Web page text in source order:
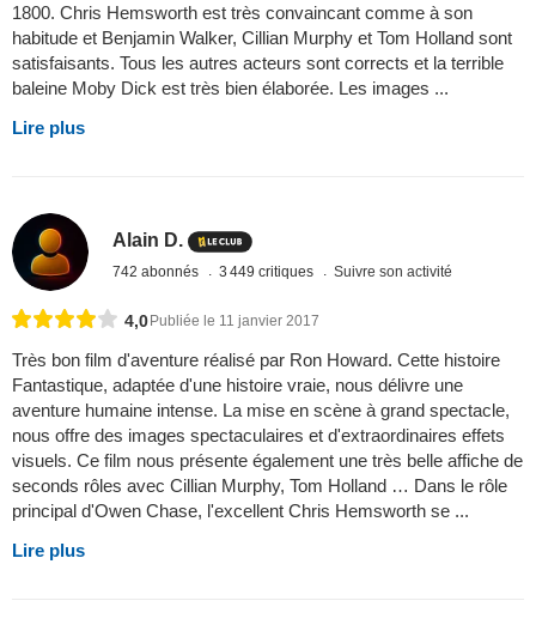
1800. Chris Hemsworth est très convaincant comme à son
habitude et Benjamin Walker, Cillian Murphy et Tom Holland sont
satisfaisants. Tous les autres acteurs sont corrects et la terrible
baleine Moby Dick est très bien élaborée. Les images ...
Lire plus
Alain D.
742 abonnés 3 449 critiques Suivre son activité
4,0Publiée le 11 janvier 2017
Très bon film d'aventure réalisé par Ron Howard. Cette histoire
Fantastique, adaptée d'une histoire vraie, nous délivre une
aventure humaine intense. La mise en scène à grand spectacle,
nous offre des images spectaculaires et d'extraordinaires effets
visuels. Ce film nous présente également une très belle affiche de
seconds rôles avec Cillian Murphy, Tom Holland … Dans le rôle
principal d'Owen Chase, l'excellent Chris Hemsworth se ...
Lire plus